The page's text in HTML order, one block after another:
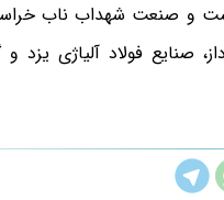
و صنعت شهداب ناب
صنایع فولاد آلیاژی یزد